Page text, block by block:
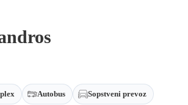
Autobus Sopstveni prevoz